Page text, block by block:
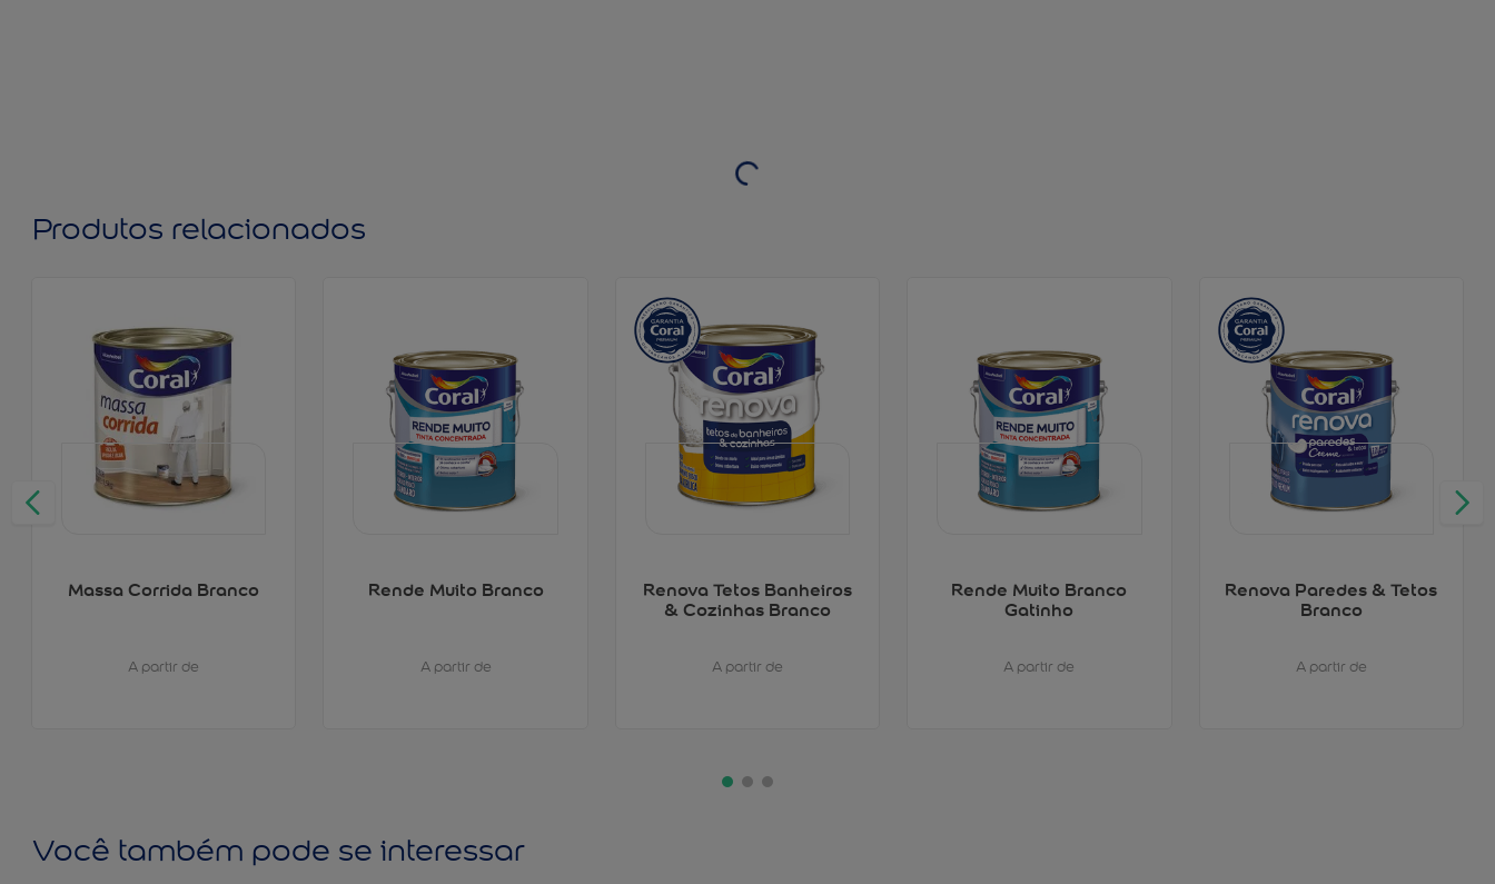
Produtos relacionados
Massa Corrida Branco
A partir de
Rende Muito Branco
A partir de
Renova Tetos Banheiros
& Cozinhas Branco
A partir de
Rende Muito Branco
Gatinho
A partir de
Renova Paredes & Tetos
Branco
A partir de
Você também pode se interessar